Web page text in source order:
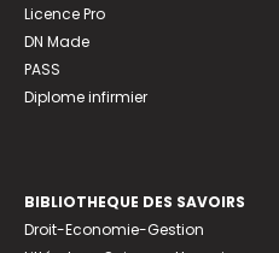
Licence Pro
DN Made
PASS
Diplome infirmier
BIBLIOTHEQUE DES SAVOIRS
Droit-Economie-Gestion